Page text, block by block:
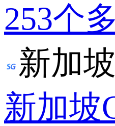
253个
新加
新加坡